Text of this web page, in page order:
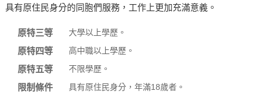
具有原住民身分的同胞們服務，工作上更加充滿意義。
原特三等 大學以上學歷。
原特四等 高中職以上學歷。
原特五等 不限學歷。
限制條件 具有原住民身分，年滿18歲者。